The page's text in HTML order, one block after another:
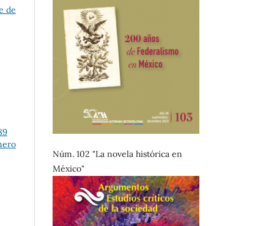
de
Núm. 102 "La novela histórica en
México"